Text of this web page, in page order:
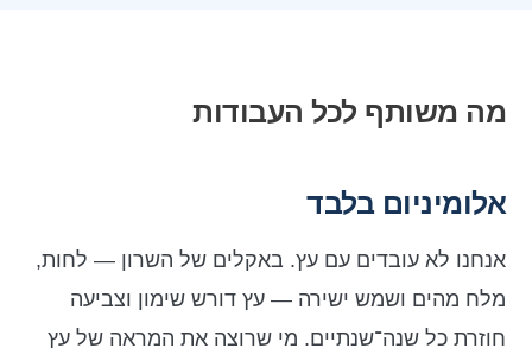
מה משותף לכל העבודות
אלומיניום בלבד
אנחנו לא עובדים עם עץ. באקלים של השרון — לחות,
מלח מהים ושמש ישירה — עץ דורש שימון וצביעה
חוזרת כל שנה־שנתיים. מי שרוצה את המראה של עץ